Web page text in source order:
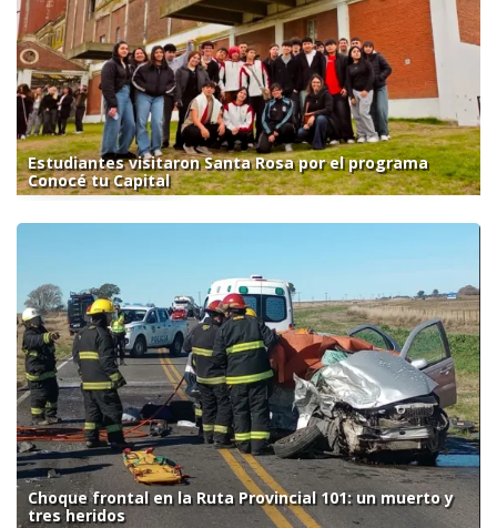
Estudiantes visitaron Santa Rosa por el programa
Conocé tu Capital
Choque frontal en la Ruta Provincial 101: un muerto y
tres heridos